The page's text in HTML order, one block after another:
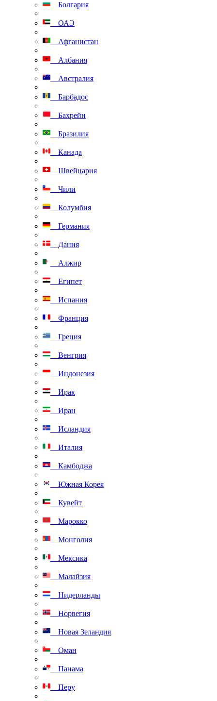
Болгария
ОАЭ
Афганистан
Албания
Австралия
Барбадос
Бахрейн
Бразилия
Канада
Швейцария
Чили
Колумбия
Германия
Дания
Алжир
Египет
Испания
Франция
Греция
Венгрия
Индонезия
Ирак
Иран
Исландия
Италия
Камбоджа
Южная Корея
Кувейт
Марокко
Монголия
Мексика
Малайзия
Нидерланды
Норвегия
Новая Зеландия
Оман
Панама
Перу